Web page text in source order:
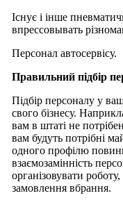
Існує і інше
впрессовывать
Персонал автосервісу.
Правильний підбір
Підбір персоналу у
свого бізнесу.
вам в штаті не
вам будуть потрібні
одного профілю
взаємозамінність
організовувати
замовлення вбрання.